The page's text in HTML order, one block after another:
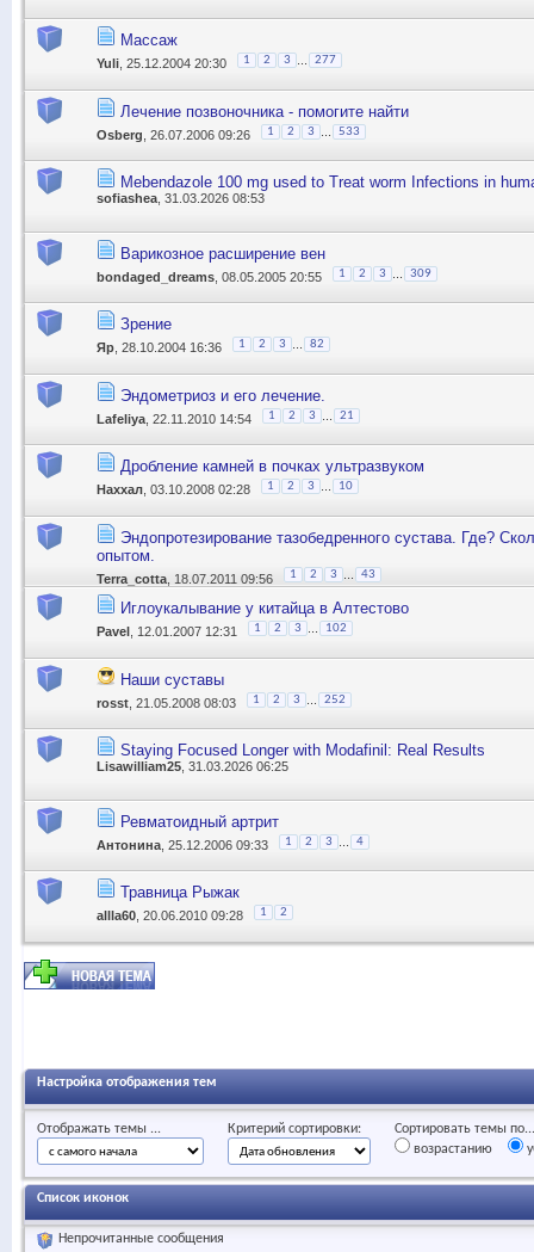
Массаж
Yuli , 25.12.2004 20:30 1 2 3 277
Лечение позвоночника - помогите найти
Osberg , 26.07.2006 09:26 1 2 3 533
Mebendazole 100 mg used to Treat worm Infections in
sofiashea , 31.03.2026 08:53
Варикозное расширение вен
bondaged_dreams , 08.05.2005 20:55 1 2 3 309
Зрение
Яр , 28.10.2004 16:36 1 2 3 82
Эндометриоз и его лечение.
Lafeliya , 22.11.2010 14:54 1 2 3 21
Дробление камней в почках ультразвуком
Наххал , 03.10.2008 02:28 1 2 3 10
Эндопротезирование тазобедренного сустава. Где?
опытом.
Terra_cotta , 18.07.2011 09:56 1 2 3 ... 43
Иглоукалывание у китайца в Алтестово
Pavel , 12.01.2007 12:31 1 2 3 102
Наши суставы
rosst , 21.05.2008 08:03 1 2 3 252
Staying Focused Longer with Modafinil: Real Results
Lisawilliam25, 31.03.2026 06:25
Ревматоидный артрит
Антонина , 25.12.2006 09:33 1 2 3 4
Травница Рыжак
allla60 , 20.06.2010 09:28 1 2
Настройка отображения тем
Отображать темы ... Критерий сортировки:
Сортировать темы по...
возрастанию
Список иконок
Непрочитанные сообщения